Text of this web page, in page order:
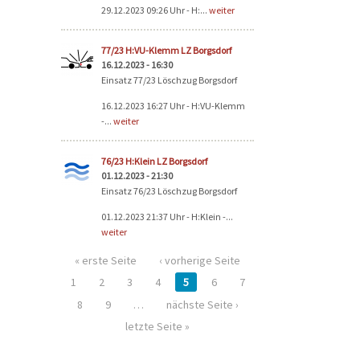
29.12.2023 09:26 Uhr - H:... weiter
77/23 H:VU-Klemm LZ Borgsdorf
16.12.2023 - 16:30
Einsatz 77/23 Löschzug Borgsdorf
16.12.2023 16:27 Uhr - H:VU-Klemm
-... weiter
76/23 H:Klein LZ Borgsdorf
01.12.2023 - 21:30
Einsatz 76/23 Löschzug Borgsdorf
01.12.2023 21:37 Uhr - H:Klein -...
weiter
« erste Seite
‹ vorherige Seite
1
2 3 4 5 6
7
8
9 …
nächste Seite ›
letzte Seite »